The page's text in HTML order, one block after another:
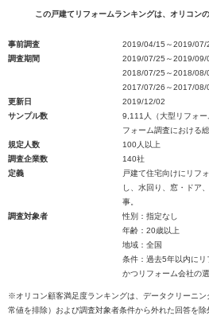
この戸建てリフォームランキングは、オリコン
事前調査
2019/04/15～2019/07/
調査期間
2019/07/25～2019/09/
2018/07/25～2018/08/
2017/07/26～2017/08/
更新日
2019/12/02
サンプル数
9,111人（大型リフォ
フォーム調査における
規定人数
100人以上
調査企業数
140社
定義
戸建て住宅向けにリフ
し、水回り、窓・ドア
事。
調査対象者
性別：指定なし
年齢：20歳以上
地域：全国
条件：過去5年以内にリ
かつリフォーム会社の
※オリコン顧客満足度ランキングは、データクリーニ
常値を排除）および調査対象者条件から外れた回答を除